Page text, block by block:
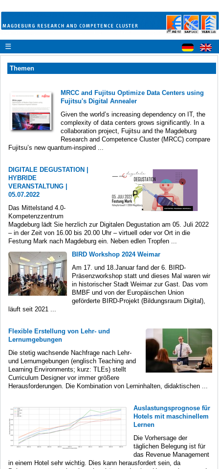
☰
Themen
MRCC and Fujitsu Optimize Data Centers using
Fujitsu's Digital Annealer
Given the world’s increasing dependency on IT, the
complexity of data centers grows significantly. In a
collaboration project, Fujitsu and the Magdeburg
Research and Competence Cluster (MRCC) compare
Fujitsu’s new quantum-inspired ...
DIGITALE DEGUSTATION |
HYBRIDE
VERANSTALTUNG |
05.07.2022
Das Mittelstand 4.0-
Kompetenzzentrum
Magdeburg lädt Sie herzlich zur Digitalen Degustation am 05. Juli 2022
– in der Zeit von 16.00 bis 20.00 Uhr – virtuell oder vor Ort in die
Festung Mark nach Magdeburg ein. Neben edlen Tropfen ...
BIRD Workshop 2024 Weimar
Am 17. und 18.Januar fand der 6. BIRD-
Präsenzworkshop statt und dieses Mal waren wir
in historischer Stadt Weimar zur Gast. Das vom
BMBF und von der Europäischen Union
geförderte BIRD-Projekt (Bildungsraum Digital),
läuft seit 2021 ...
Flexible Erstellung von Lehr- und
Lernumgebungen
Die stetig wachsende Nachfrage nach Lehr-
und Lernumgebungen (englisch Teaching and
Learning Environments; kurz: TLEs) stellt
Curriculum Designer vor immer größere
Herausforderungen. Die Kombination von Lerninhalten, didaktischen ...
Auslastungsprognose für
Hotels mit maschinellem
Lernen
Die Vorhersage der
täglichen Belegung ist für
das Revenue Management
in einem Hotel sehr wichtig. Dies kann herausfordert sein, da